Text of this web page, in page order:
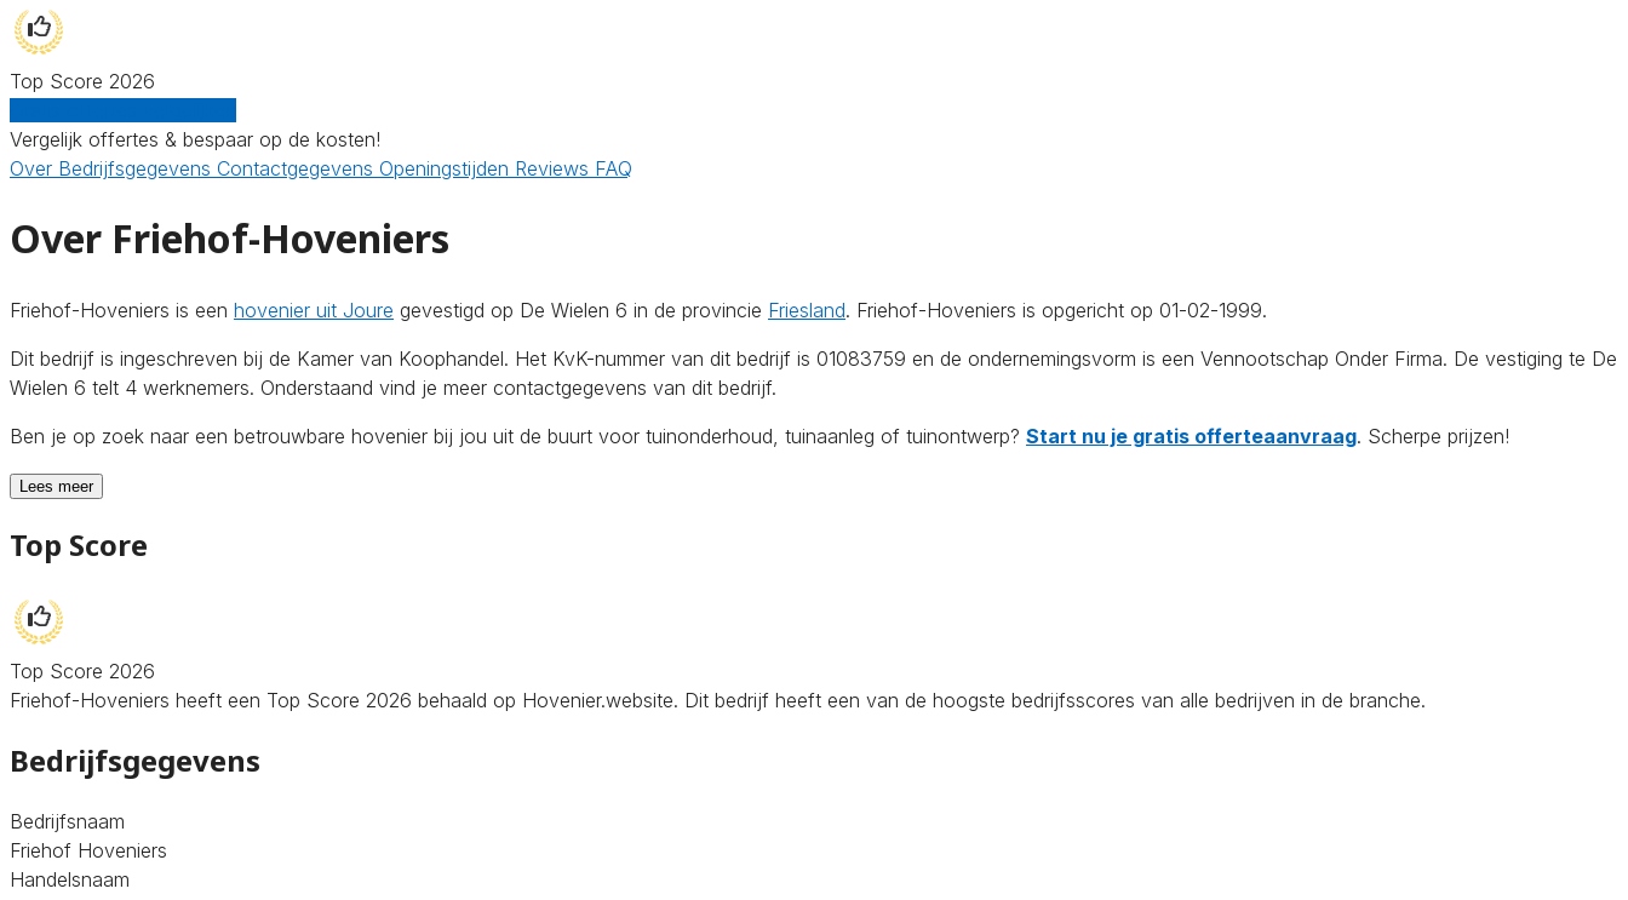
Top Score 2026
Vergelijk offertes & bespaar op de kosten!
Over Bedrijfsgegevens Contactgegevens Openingstijden Reviews FAQ
Over Friehof-Hoveniers
Friehof-Hoveniers is een hovenier uit Joure gevestigd op De Wielen 6 in de provincie Friesland. Friehof-Hoveniers is opgericht op 01-02-1999.
Dit bedrijf is ingeschreven bij de Kamer van Koophandel. Het KvK-nummer van dit bedrijf is 01083759 en de ondernemingsvorm is een Vennootschap Onder Firma. De vestiging te De
Wielen 6 telt 4 werknemers. Onderstaand vind je meer contactgegevens van dit bedrijf.
Ben je op zoek naar een betrouwbare hovenier bij jou uit de buurt voor tuinonderhoud, tuinaanleg of tuinontwerp? Start nu je gratis offerteaanvraag. Scherpe prijzen!
Lees meer
Top Score
Top Score 2026
Friehof-Hoveniers heeft een Top Score 2026 behaald op Hovenier.website. Dit bedrijf heeft een van de hoogste bedrijfsscores van alle bedrijven in de branche.
Bedrijfsgegevens
Bedrijfsnaam
Friehof Hoveniers
Handelsnaam